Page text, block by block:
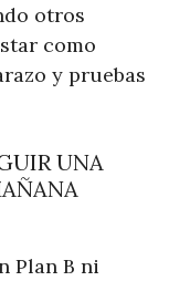
otros
como
y pruebas
UNA
Plan B ni